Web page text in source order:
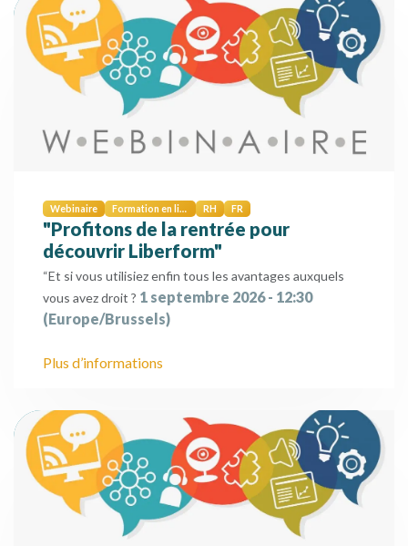
Webinaire Formation en ligne RH FR
"Profitons de la rentrée pour
découvrir Liberform"
“Et si vous utilisiez enfin tous les avantages auxquels
vous avez droit ? 1 septembre 2026- 12:30
(Europe/Brussels)
Plus d’informations